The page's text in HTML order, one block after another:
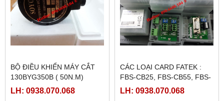
BỘ ĐIỀU KHIỂN MÁY CẮT
130BYG350B ( 50N.M)
LH: 0938.070.068
CÁC LOẠI CARD FATEK :
FBS-CB25, FBS-CB55, FBS-
CB2, FBS-CB5
LH: 0938.070.068